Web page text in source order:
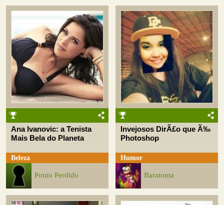
Ana Ivanovic: a Tenista
Mais Bela do Planeta
Beleza
Ponto Perdido
Invejosos DirÃ£o que Ã‰
Photoshop
Humor
Baratonta